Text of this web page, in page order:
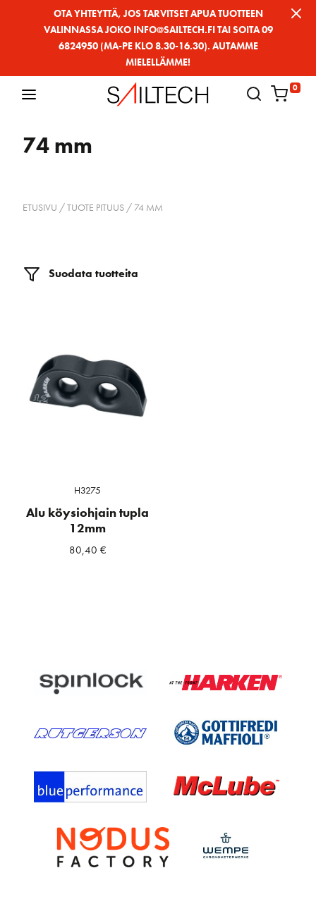
OTA YHTEYTTÄ, JOS TARVITSET APUA TUOTTEEN
VALINNASSA JOKO INFO@SAILTECH.FI TAI SOITA 09
6824950 (MA-PE KLO 8.30-16.30). AUTAMME
MIELELLÄMME!
0
74 mm
ETUSIVU / TUOTE PITUUS / 74 MM
Suodata tuotteita
H3275
Alu köysiohjain tupla
12mm
80,40 €